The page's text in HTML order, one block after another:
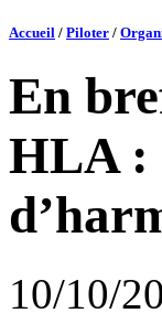
Accueil / Piloter /
En
HLA :
10/10/